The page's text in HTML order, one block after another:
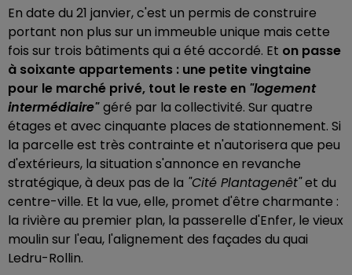
En date du 21 janvier, c'est un permis de construire
portant non plus sur un immeuble unique mais cette
fois sur trois bâtiments qui a été accordé. Et on passe
à soixante appartements : une petite vingtaine
pour le marché privé, tout le reste en "logement
intermédiaire" géré par la collectivité. Sur quatre
étages et avec cinquante places de stationnement. Si
la parcelle est très contrainte et n'autorisera que peu
d'extérieurs, la situation s'annonce en revanche
stratégique, à deux pas de la "Cité Plantagenêt"et du
centre-ville. Et la vue, elle, promet d'être charmante :
la rivière au premier plan, la passerelle d'Enfer, le vieux
moulin sur l'eau, l'alignement des façades du quai
Ledru-Rollin.